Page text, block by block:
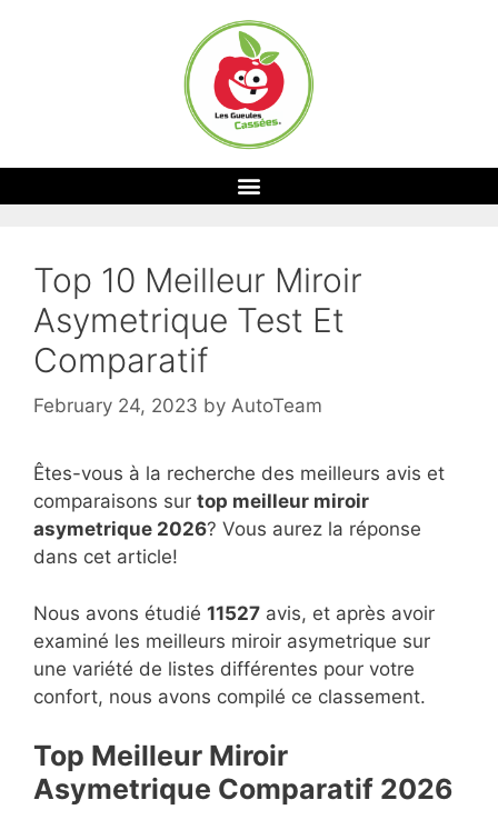
Top 10 Meilleur Miroir
Asymetrique Test Et
Comparatif
February 24, 2023 by AutoTeam
Êtes-vous à la recherche des meilleurs avis et
comparaisons sur top meilleur miroir
asymetrique 2026? Vous aurez la réponse
dans cet article!
Nous avons étudié 11527 avis, et après avoir
examiné les meilleurs miroir asymetrique sur
une variété de listes différentes pour votre
confort, nous avons compilé ce classement.
Top Meilleur Miroir
Asymetrique Comparatif 2026